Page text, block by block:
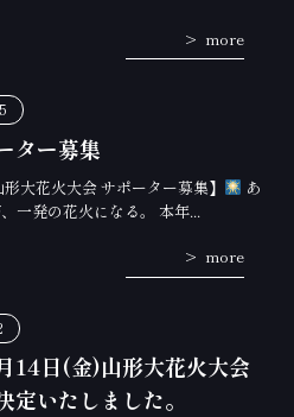
more
ター募集
形大花火大会 サポーター募集】
あ
一発の花火になる。 本年...
more
14日(金)山形大花火大会
定いたしました。